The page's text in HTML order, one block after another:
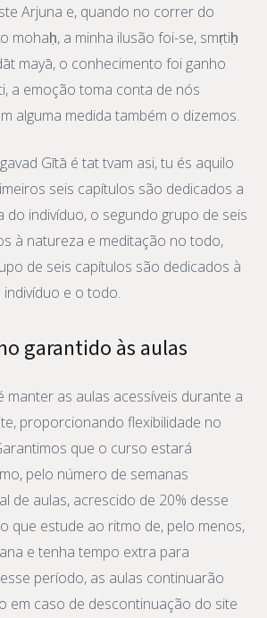
Arjuna e, quando no correr do
mohaḥ, a minha ilusão foi-se, smṛtiḥ
mayā, o conhecimento foi ganho
a emoção toma conta de nós
alguma medida também o dizemos.
Gītā é tat tvam asi, tu és aquilo
seis capítulos são dedicados a
do indivíduo, o segundo grupo de seis
à natureza e meditação no todo,
de seis capítulos são dedicados à
e o todo.
garantido às aulas
manter as aulas acessíveis durante a
proporcionando flexibilidade no
que o curso estará
pelo número de semanas
de aulas, acrescido de 20% desse
que estude ao ritmo de, pelo menos,
e tenha tempo extra para
período, as aulas continuarão
em caso de descontinuação do site